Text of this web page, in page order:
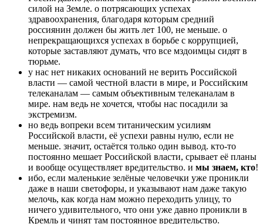
силой на Земле. о потрясающих успехах
здравоохранения, благодаря которым средний
россиянин должен бы жить лет 100, не меньше. о
непрекращающихся успехах в борьбе с коррупцией,
которые заставляют думать, что все мздоимцы сидят в
тюрьме.
у нас нет никаких оснований не верить Российской
власти — самой честной власти в мире, и Российским
телеканалам — самым объективным телеканалам в
мире. нам ведь не хочется, чтобы нас посадили за
экстремизм.
но ведь вопреки всем титаническим усилиям
Российской власти, её успехи равны нулю, если не
меньше. значит, остаётся только один вывод. кто-то
постоянно мешает Российской власти, срывает её планы
и вообще осуществляет вредительство. и мы знаем, кто!
ибо, если маленькие зелёные человечки уже проникли
даже в наши светофоры, и указывают нам даже такую
мелочь, как когда нам можно переходить улицу, то
ничего удивительного, что они уже давно проникли в
Кремль и чинят там постоянное вредительство.